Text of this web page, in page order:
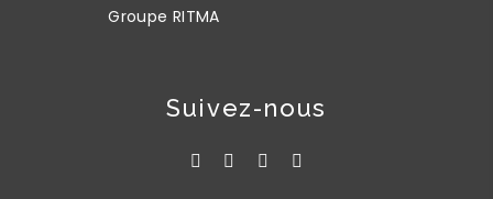
Groupe RITMA
Suivez-nous